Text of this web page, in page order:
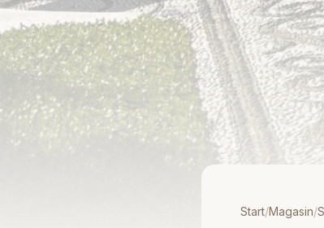
Start/Magasin/